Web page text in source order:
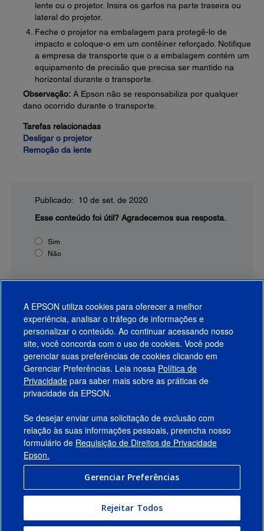
lente ou o projetor. Insira os garfos na parte traseira ou
lateral do projetor.
Feche o projetor na embalagem para protegê-lo de
impacto e coloque-o em um contêiner reforçado. Notifique
a empresa de transporte que o a embalagem contém um
equipamento de precisão que precisa ser mantido na
horizontal durante o transporte.
Observação: A Epson não se responsabiliza por qualquer
dano ocorrido durante o transporte.
Tarefas relacionadas
Desligar o projetor
Remoção da lente
Publicado: 10 de set. de 2020
Esse conteúdo foi útil? Agradecemos sua resposta.
Sim
Não
Produtos
Suporte
Links Sugeridos
Empresa
Conecte-se com a Epson
A EPSON utiliza cookies para oferecer a melhor
experiência, analisar o tráfego de informações e
personalizar o conteúdo. Ao continuar acessando nosso
site, você concorda com o uso de cookies. Você pode
gerenciar suas preferências de cookies clicando em
Gerenciar Preferências. Leia nossa Política de
Privacidade para saber mais sobre as práticas de
privacidade da EPSON.
Se desejar enviar uma solicitação de exclusão com
relação às suas informações pessoais, preencha nosso
formulário de Requisição de Direitos de Privacidade
Epson.
Gerenciar Preferências
Rejeitar Todos